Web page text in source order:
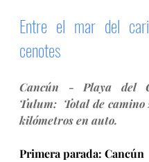
Entre el mar del
cenotes
Cancún - Playa del
Tulum:  Total de camino
kilómetros en auto.
Primera parada: Cancún